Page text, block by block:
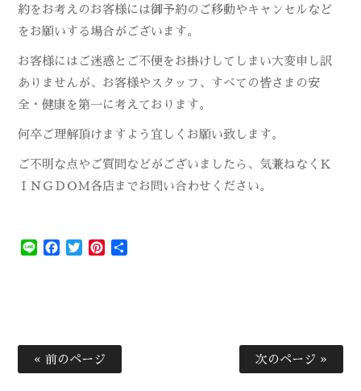
約をお考えのお客様には御予約のご移動やキャンセルなど
を お願いする場合がございます。
お客様にはご迷惑とご不便をお掛けしてしまい大変申し訳
ありませんが、お客様やスタッフ、すべての皆さまの安
全・健康を第一に考えております。
何卒ご理解頂けますよう宜しくお願い致します。
ご不明な点やご質問などがございましたら、気兼ねなくＫ
ＩＮＧＤＯＭ各店までお問い合わせください。
Line Facebook
TwitterPinterest
« 前のページ 次のページ »